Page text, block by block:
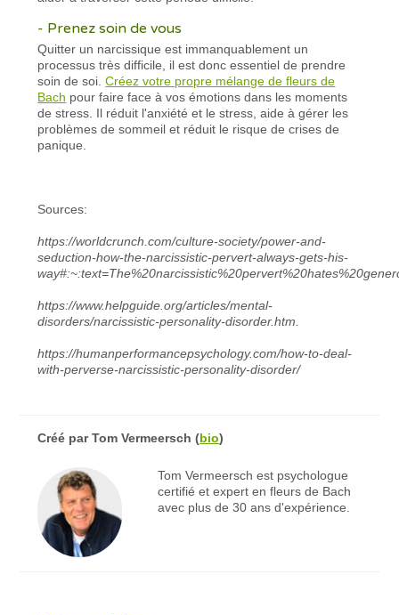
- Prenez soin de vous
Quitter un narcissique est immanquablement un
processus très difficile, il est donc essentiel de prendre
soin de soi.Créez votre propre mélange de fleurs de
Bach pour faire face à vos émotions dans les moments
de stress. Il réduit l'anxiété et le stress, aide à gérer les
problèmes de sommeil et réduit le risque de crises de
panique.
Sources:
https://worldcrunch.com/culture-society/power-and-
seduction-how-the-narcissistic-pervert-always-gets-his-
https://www.helpguide.org/articles/mental-
disorders/narcissistic-personality-disorder.htm.
https://humanperformancepsychology.com/how-to-deal-
with-perverse-narcissistic-personality-disorder/
Créé parTom Vermeersch (bio)
Tom Vermeersch est psychologue
certifié et expert en fleurs de Bach
avec plus de 30 ans d'expérience.